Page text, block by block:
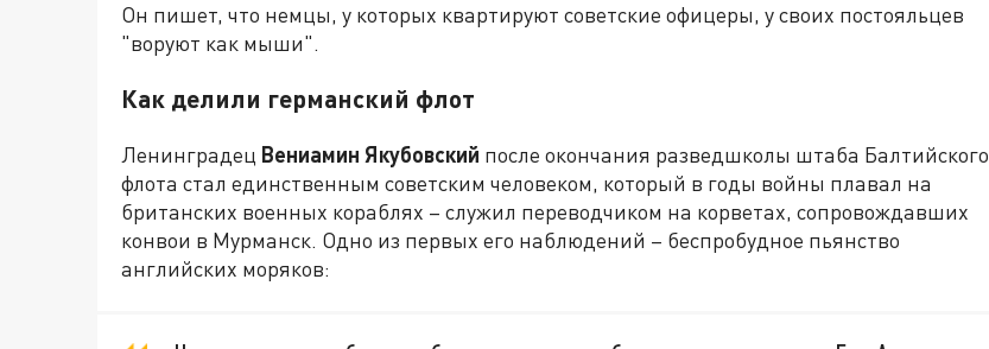
Он пишет, что немцы, у которых квартируют советские офицеры, у своих постояльцев
"воруют как мыши".
Как делили германский флот
Ленинградец Вениамин Якубовский после окончания разведшколы штаба Балтийского
флота стал единственным советским человеком, который в годы войны плавал на
британских военных кораблях – служил переводчиком на корветах, сопровождавших
конвои в Мурманск. Одно из первых его наблюдений – беспробудное пьянство
английских моряков: